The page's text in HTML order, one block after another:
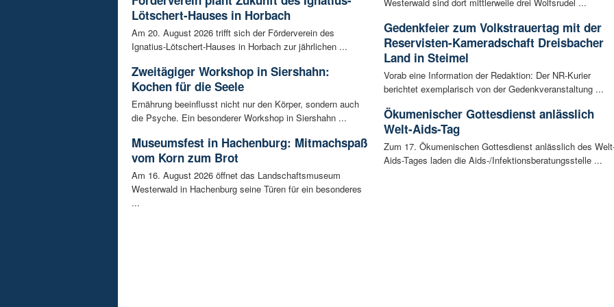
Lötschert-Hauses in Horbach
Am 20. August 2026 trifft sich der Förderverein des
Ignatius-Lötschert-Hauses in Horbach zur jährlichen ...
Zweitägiger Workshop in Siershahn:
Kochen für die Seele
Ernährung beeinflusst nicht nur den Körper, sondern auch
die Psyche. Ein besonderer Workshop in Siershahn ...
Museumsfest in Hachenburg: Mitmachspaß
vom Korn zum Brot
Am 16. August 2026 öffnet das Landschaftsmuseum
Westerwald in Hachenburg seine Türen für ein besonderes
...
Gedenkfeier zum Volkstrauertag mit der
Reservisten-Kameradschaft Dreisbacher
Land in Steimel
Vorab eine Information der Redaktion: Der NR-Kurier
berichtet exemplarisch von der Gedenkveranstaltung ...
Ökumenischer Gottesdienst anlässlich
Welt-Aids-Tag
Zum 17. Ökumenischen Gottesdienst anlässlich des
Aids-Tages laden die Aids-/Infektionsberatungsstelle ...